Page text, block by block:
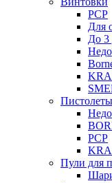
PCP
Для
До
Пистолеты
PCP
Пули для